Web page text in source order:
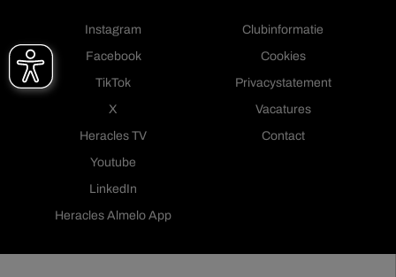
Instagram
Facebook
TikTok
X
Heracles TV
Youtube
LinkedIn
Heracles Almelo App
Clubinformatie
Cookies
Privacystatement
Vacatures
Contact